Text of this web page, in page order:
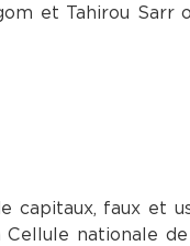
et Tahirou
capitaux, faux et
nationale